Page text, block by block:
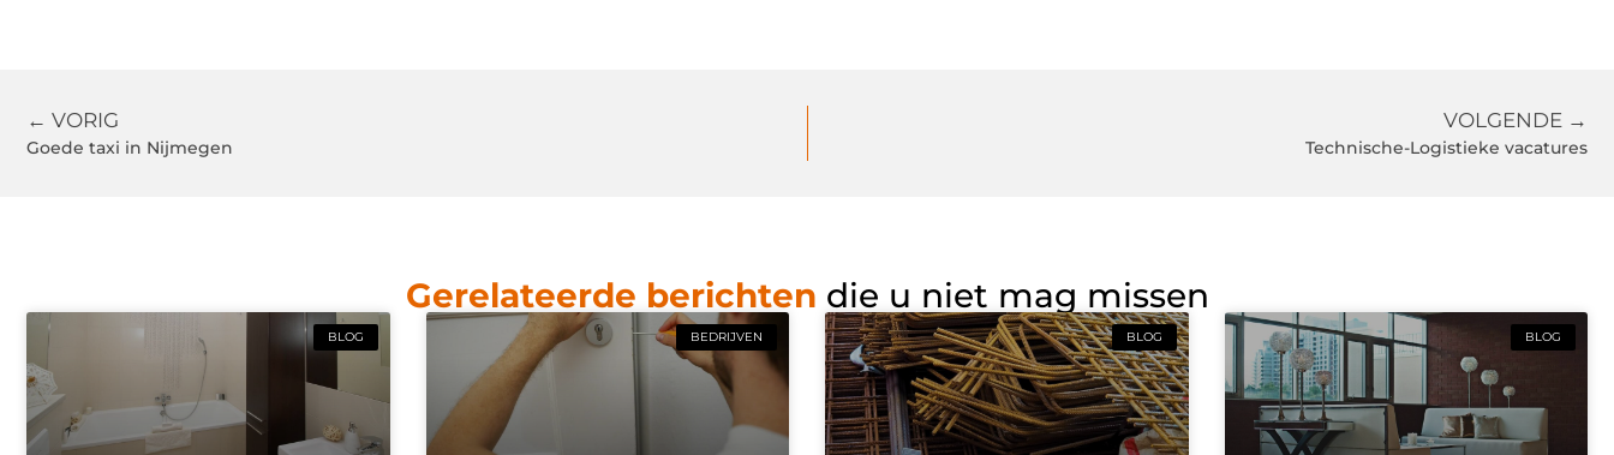
← VORIG
Goede taxi in Nijmegen
VOLGENDE →
Technische-Logistieke vacatures
Gerelateerde berichten die u niet mag missen
BLOG BEDRIJVEN BLOG BLOG